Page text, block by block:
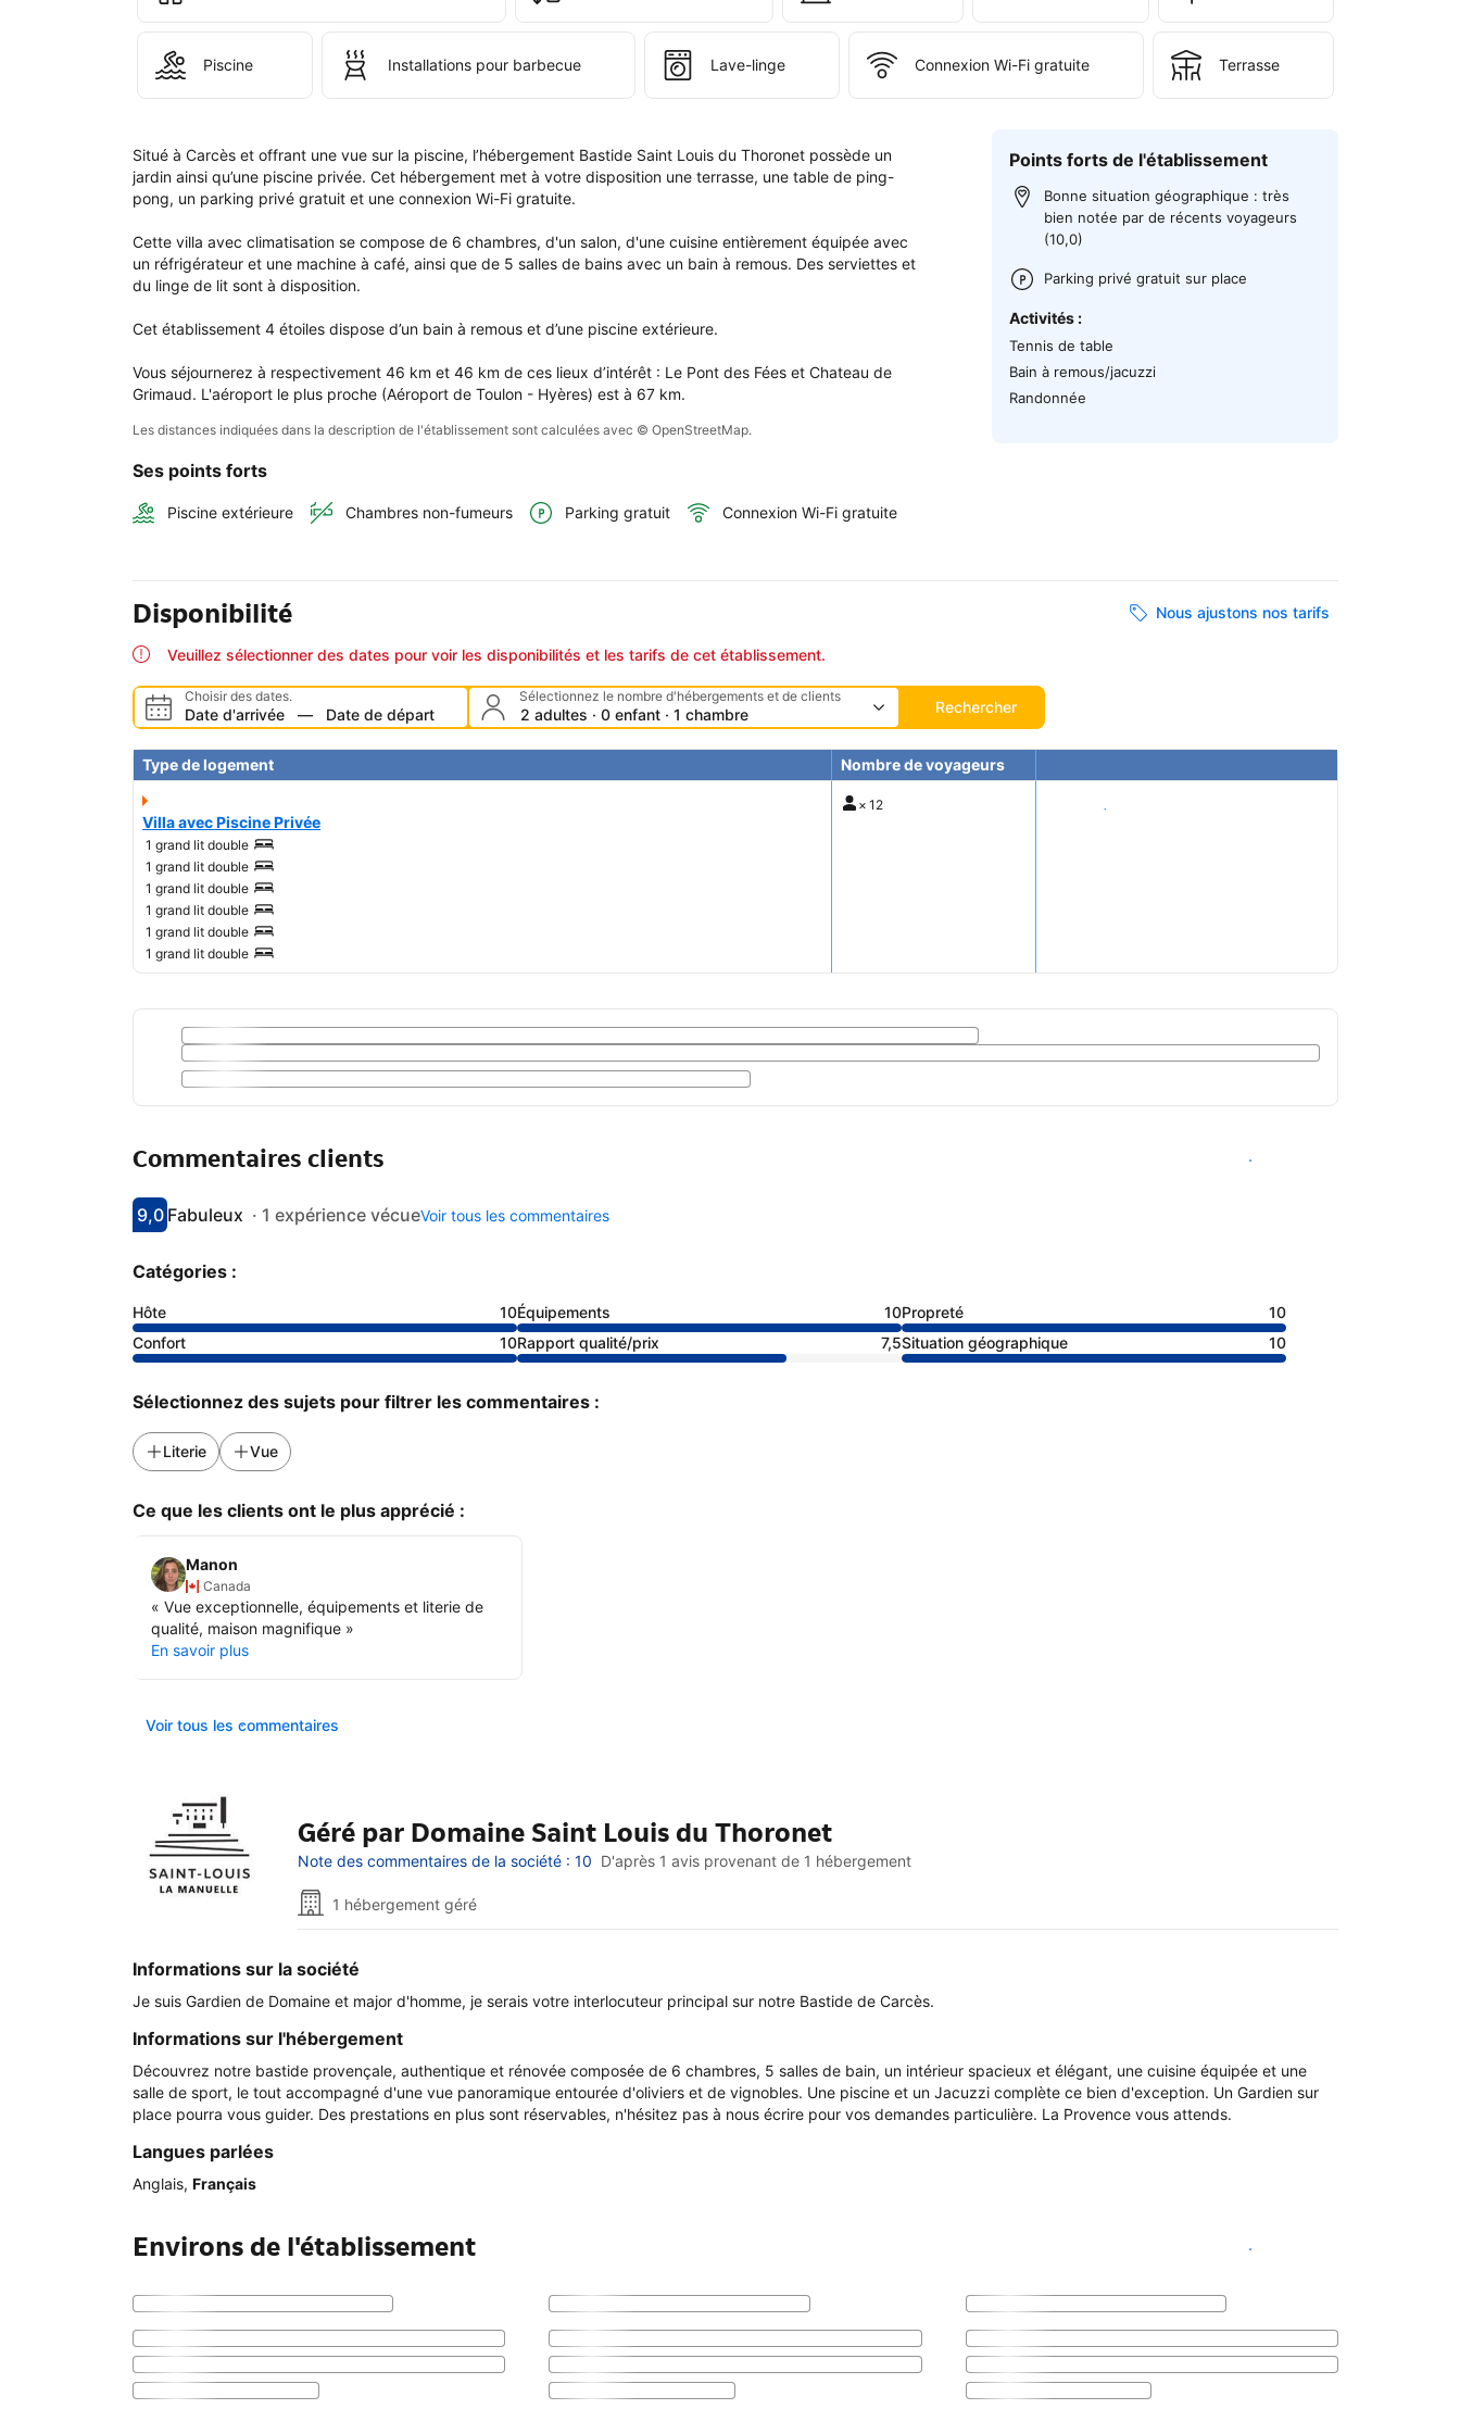
Louis
Thoronet.
Piscine Installations pour barbecue Lave-linge Connexion Wi-Fi gratuite Terrasse
Situé à Carcès et offrant une vue sur la piscine, l’hébergement Bastide Saint Louis du Thoronet possède un
jardin ainsi qu’une piscine privée. Cet hébergement met à votre disposition une terrasse, une table de ping-
pong, un parking privé gratuit et une connexion Wi-Fi gratuite.
Cette villa avec climatisation se compose de 6 chambres, d'un salon, d'une cuisine entièrement équipée avec
un réfrigérateur et une machine à café, ainsi que de 5 salles de bains avec un bain à remous. Des serviettes et
du linge de lit sont à disposition.
Cet établissement 4 étoiles dispose d’un bain à remous et d’une piscine extérieure.
Vous séjournerez à respectivement 46 km et 46 km de ces lieux d’intérêt : Le Pont des Fées et Chateau de
Grimaud. L'aéroport le plus proche (Aéroport de Toulon - Hyères) est à 67 km.
Les distances indiquées dans la description de l'établissement sont calculées avec © OpenStreetMap.
Ses points forts
Piscine extérieure Chambres non-fumeurs Parking gratuit Connexion Wi-Fi gratuite
Points forts de l'établissement
Bonne situation géographique : très
bien notée par de récents voyageurs
(10,0)
Parking privé gratuit sur place
Activités :
Tennis de table
Bain à remous/jacuzzi
Randonnée
Disponibilité Nous ajustons nos tarifs
Veuillez sélectionner des dates pour voir les disponibilités et les tarifs de cet établissement.
Choisir des dates.
Date d'arrivée — Date de départ
Sélectionnez le nombre d'hébergements et de clients
2 adultes · 0 enfant · 1 chambre Rechercher
Type de logement Nombre de voyageurs
Villa avec Piscine Privée
1 grand lit double
1 grand lit double
1 grand lit double
1 grand lit double
1 grand lit double
1 grand lit double
× 12 Voir les tarifs
Commentaires clients Voir les disponibilités
Avec une note de 9
9,0
fabuleuxFabuleux · 1 expérience vécueVoir tous les commentaires
Catégories :
Hôte 10Équipements 10Propreté
10
Confort
10Rapport qualité/prix 7,5Situation géographique 10
Sélectionnez des sujets pour filtrer les commentaires :
Literie Vue
Ce que les clients ont le plus apprécié :
Manon
Canada
« Vue exceptionnelle, équipements et literie de
qualité, maison magnifique »
En savoir plus
Voir tous les commentaires
Géré par Domaine Saint Louis du Thoronet
Note des commentaires de la société : 10 D'après 1 avis provenant de 1 hébergement
1 hébergement géré
Informations sur la société
Je suis Gardien de Domaine et major d'homme, je serais votre interlocuteur principal sur notre Bastide de Carcès.
Informations sur l'hébergement
Découvrez notre bastide provençale, authentique et rénovée composée de 6 chambres, 5 salles de bain, un intérieur spacieux et élégant, une cuisine équipée et une
salle de sport, le tout accompagné d'une vue panoramique entourée d'oliviers et de vignobles. Une piscine et un Jacuzzi complète ce bien d'exception. Un Gardien sur
place pourra vous guider. Des prestations en plus sont réservables, n'hésitez pas à nous écrire pour vos demandes particulière. La Provence vous attends.
Langues parlées
Anglais, Français
Environs de l'établissement Voir les disponibilités